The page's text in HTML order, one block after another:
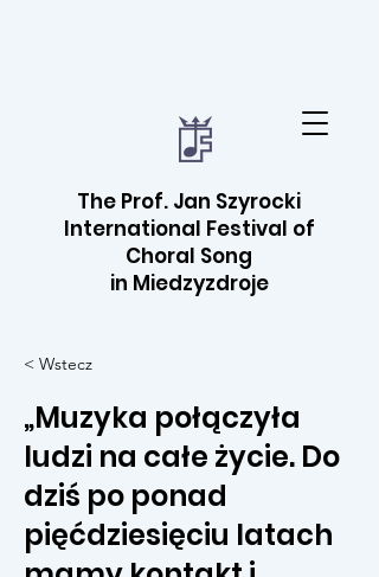
The Prof. Jan Szyrocki
International Festival of
Choral Song
in Miedzyzdroje
< Wstecz
„Muzyka połączyła
ludzi na całe życie. Do
dziś po ponad
pięćdziesięciu latach